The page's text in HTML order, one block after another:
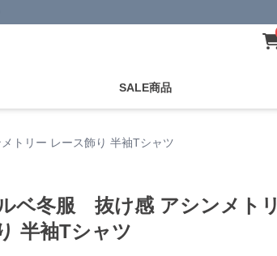
SALE商品
トリー レース飾り 半袖Tシャツ
ベ冬服 抜け感 アシンメトリ
半袖Tシャツ